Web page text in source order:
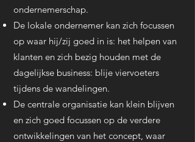
ondernemerschap.
De lokale ondernemer kan zich focussen
op waar hij/zij goed in is: het helpen van
klanten en zich bezig houden met de
dagelijkse business: blije viervoeters
tijdens de wandelingen.
De centrale organisatie kan klein blijven
en zich goed focussen op de verdere
ontwikkelingen van het concept, waar